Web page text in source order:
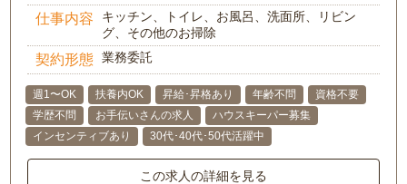
仕事内容
キッチン、トイレ、お風呂、洗面所、リビン
グ、その他のお掃除
契約形態 業務委託
週1〜OK 扶養内OK 昇給･昇格あり 年齢不問
資格不要
学歴不問
お手伝いさんの求人
ハウスキーパー募集
インセンティブあり
30代･40代･50代活躍中
この求人の詳細を見る